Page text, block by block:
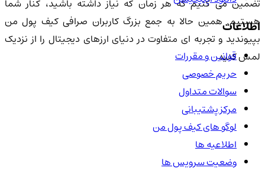
تضمین می کنیم که هر زمان که نیاز داشته باشید، کنار شما
هستیم. همین حالا به جمع بزرگ کاربران صرافی کیف پول من
بپیوندید و تجربه ای متفاوت در دنیای ارزهای دیجیتال را از نزدیک
لمس کنید.
اطلاعات
قوانین و مقررات
حریم خصوصی
سوالات متداول
مرکز پشتیبانی
لوگو های کیف پول من
اطلاعیه ها
وضعیت سرویس ها